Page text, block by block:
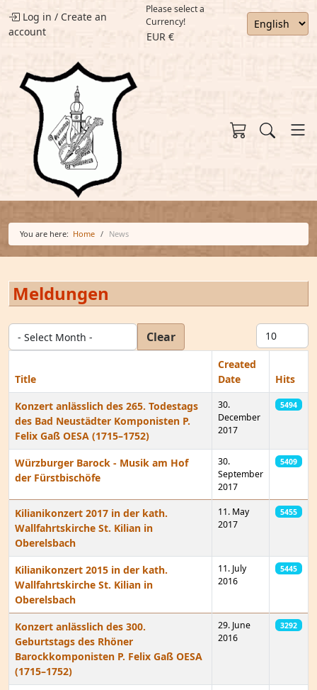
Log in / Create an
account
Please select a
Currency!
EUR €
You are here: Home News
Meldungen
- Select Month - Clear Display #
Title
Created
Date
Hits
Konzert anlässlich des 265. Todestags
des Bad Neustädter Komponisten P.
Felix Gaß OESA (1715–1752)
30.
December
2017
5494
Würzburger Barock - Musik am Hof
der Fürstbischöfe
30.
September
2017
5409
Kilianikonzert 2017 in der kath.
Wallfahrtskirche St. Kilian in
Oberelsbach
11. May
2017
5455
Kilianikonzert 2015 in der kath.
Wallfahrtskirche St. Kilian in
Oberelsbach
11. July
2016
5445
Konzert anlässlich des 300.
Geburtstags des Rhöner
Barockkomponisten P. Felix Gaß OESA
(1715–1752)
29. June
2016
3292